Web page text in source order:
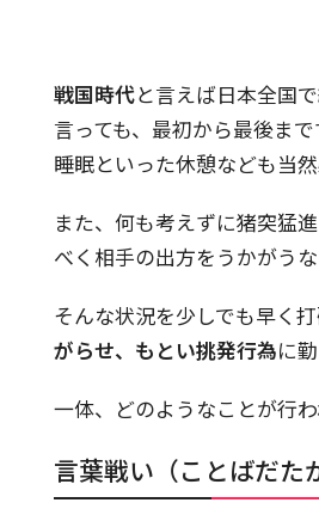
戦国時代と言えば日本全国
言っても、最初から最後ま
睡眠といった休憩なども当然
また、何も考えずに猪突猛
べく相手の出方をうかがうな
そんな状況を少しでも早く
がらせ、もとい挑発行為に
一体、どのようなことが行わ
言葉戦い（ことばだた